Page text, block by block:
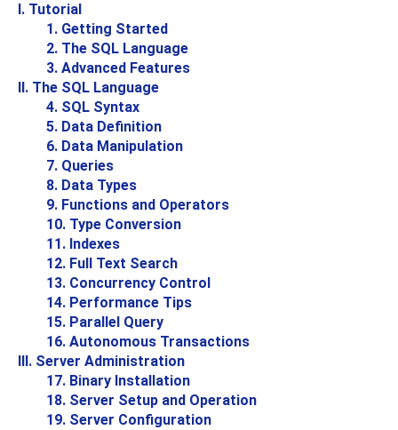
I. Tutorial
1. Getting Started
2. The SQL Language
3. Advanced Features
II. The SQL Language
4. SQL Syntax
5. Data Definition
6. Data Manipulation
7. Queries
8. Data Types
9. Functions and Operators
10. Type Conversion
11. Indexes
12. Full Text Search
13. Concurrency Control
14. Performance Tips
15. Parallel Query
16. Autonomous Transactions
III. Server Administration
17. Binary Installation
18. Server Setup and Operation
19. Server Configuration